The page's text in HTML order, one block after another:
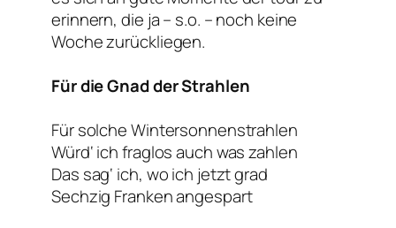
erinnern, die ja – s.o. – noch keine
Woche zurückliegen.
Für die Gnad der Strahlen
Für solche Wintersonnenstrahlen
Würd‘ ich fraglos auch was zahlen
Das sag‘ ich, wo ich jetzt grad
Sechzig Franken angespart